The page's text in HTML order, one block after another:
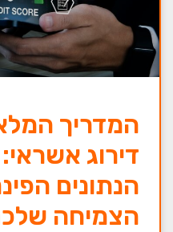
המדריך המלא
דירוג
הנתונים
הצמיחה